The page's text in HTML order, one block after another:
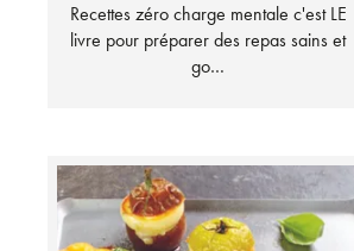
Recettes zéro charge mentale c'est LE
livre pour préparer des repas sains et
go…